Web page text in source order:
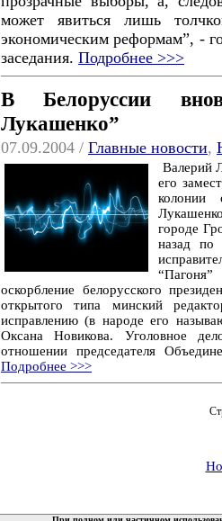
может явиться лишь
экономическим реформам”, -
заседания. Подробнее >>>
В Белоруссии
Лукашенко”
07.09.2004 / Главные новости,
Валерий
его
колонии
городе
назад по
оскорбление белорусского
открытого типа минский
исправлению (в народе его
Оксана Новикова. Уголовное
отношении председателя
Подробнее >>>